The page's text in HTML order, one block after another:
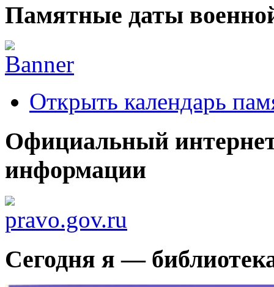
Памятные даты
Открыть календарь
Официальный
информации
Сегодня я —